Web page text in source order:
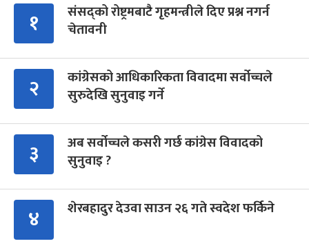
१
संसद्को रोष्ट्रमबाटै गृहमन्त्रीले दिए प्रश्न नगर्न
चेतावनी
२
कांग्रेसको आधिकारिकता विवादमा सर्वोच्चले
सुरुदेखि सुनुवाइ गर्ने
३
अब सर्वोच्चले कसरी गर्छ कांग्रेस विवादको
सुनुवाइ ?
४ शेरबहादुर देउवा साउन २६ गते स्वदेश फर्किने